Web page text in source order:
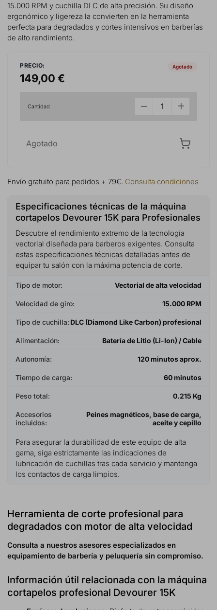
15.000 RPM y cuchilla DLC de alta precisión. Su diseño
ergonómico y ligereza la convierten en la herramienta
perfecta para degradados y cortes intensivos en barberías
de alto rendimiento.
PRECIO:
149,00 €
Agotado
Cantidad
Agotado
Envío gratuito para pedidos + 79€. Consulta condiciones
Especificaciones técnicas de la máquina
cortapelos Devourer 15K para Profesionales
Descubre el rendimiento extremo de la tecnología
vectorial diseñada para barberos exigentes. Consulta
estas especificaciones técnicas detalladas antes de
equipar tu salón con la máxima potencia de corte.
Tipo de motor: Vectorial de alta velocidad
Velocidad de giro: 15.000 RPM
Tipo de cuchilla: DLC (Diamond Like Carbon) profesional
Alimentación: Batería de Litio (Li-Ion) / Cable
Autonomía: 120 minutos aprox.
Tiempo de carga: 60 minutos
Peso total: 0.215 Kg
Accesorios
incluidos:
Peines magnéticos, base de carga,
aceite y cepillo
Para asegurar la durabilidad de este equipo de alta
gama, siga estrictamente las indicaciones de
lubricación de cuchillas tras cada servicio y mantenga
los contactos de carga limpios.
Herramienta de corte profesional para
degradados con motor de alta velocidad
Consulta a nuestros asesores especializados en
equipamiento de barbería y peluquería sin compromiso.
Información útil relacionada con la máquina
cortapelos profesional Devourer 15K